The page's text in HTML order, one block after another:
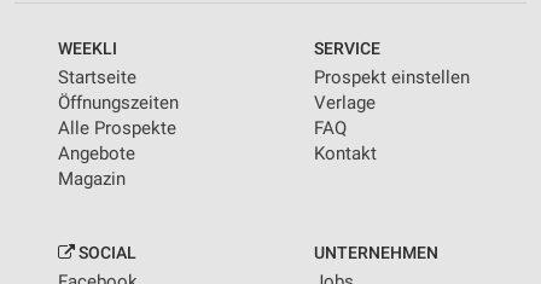
WEEKLI
Startseite
Öffnungszeiten
Alle Prospekte
Angebote
Magazin
SERVICE
Prospekt einstellen
Verlage
FAQ
Kontakt
SOCIAL UNTERNEHMEN